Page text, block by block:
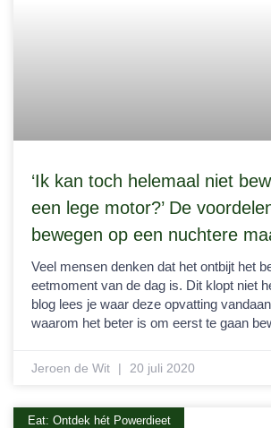
‘Ik kan toch helemaal niet
een lege motor?’ De
bewegen op een nuchtere
Veel mensen denken dat het ontbijt het
eetmoment van de dag is. Dit klopt niet
blog lees je waar deze opvatting
waarom het beter is om eerst te gaan
Jeroen de Wit 20 juli 2020
Eat: Ontdek hét Powerdieet